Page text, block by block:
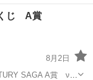
じ A賞
8月2日
SAGA A賞 ν